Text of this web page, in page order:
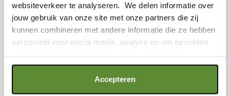
websiteverkeer te analyseren. We delen informatie over
jouw gebruik van onze site met onze partners die zij
kunnen combineren met andere informatie die ze hebben
verzameld voor social media, analyse en om berichten
Als je op "Alle cookies accepteren" klikt, ga je akkoord
met een optimaal gebruik van de website. Als je niet alle
Accepteren
‘Je offert één dier op